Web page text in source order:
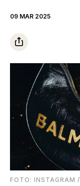
09 MAR 2025
FOTO: INSTAGRAM